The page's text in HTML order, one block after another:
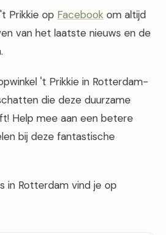
Prikkie op Facebook om altijd
van het laatste nieuws en de
't Prikkie in Rotterdam-
die deze duurzame
Help mee aan een betere
bij deze fantastische
in Rotterdam vind je op